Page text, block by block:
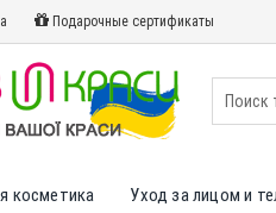
Подарочные сертификаты
косметика Уход за лицом и